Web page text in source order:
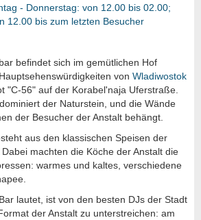
- Donnerstag: von 12.00 bis 02.00;
12.00 bis zum letzten Besucher
befindet sich im gemütlichen Hof
von Wladiwostok
"С-56" auf der Korabel'naja Uferstraße.
der Naturstein, und die Wände
der Besucher der Anstalt behängt.
aus den klassischen Speisen der
machten die Köche der Anstalt die
warmes und kaltes, verschiedene
lautet, ist von den besten DJs der Stadt
der Anstalt zu unterstreichen: am